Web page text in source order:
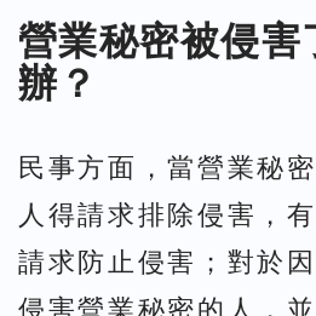
營業秘密被侵害
辦？
民事方面，當營業秘
人得請求排除侵害，
請求防止侵害；對於
侵害營業秘密的人，